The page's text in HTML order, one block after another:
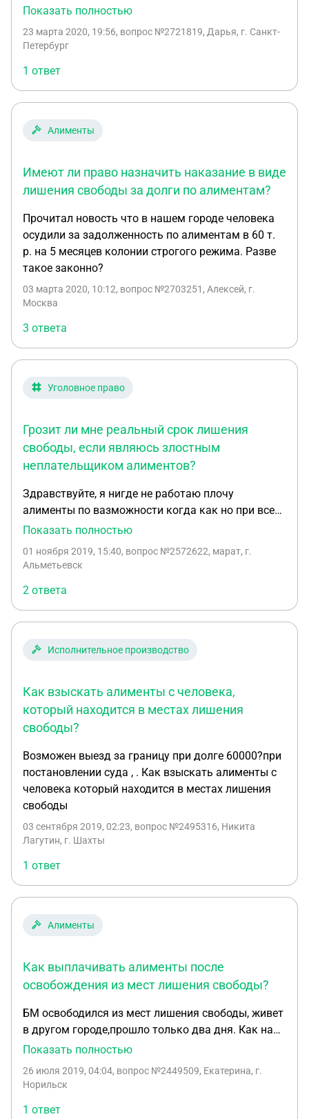
свободы на принудительных работах где
выплачивать алименты на детей по
сумму приблизительно он должен будет
выплачивать .
Показать полностью
23 марта 2020, 19:56, вопрос №2721819, Дарья, г. Санкт-
Петербург
1 ответ
Алименты
Имеют ли право назначить наказание в виде
лишения свободы за долги по алиментам?
Прочитал новость что в нашем городе человека
осудили за задолженность по алиментам в 60 т.
р. на 5 месяцев колонии строгого режима. Разве
такое законно?
03 марта 2020, 10:12, вопрос №2703251, Алексей, г.
Москва
3 ответа
Уголовное право
Грозит ли мне реальный срок лишения
свободы, если являюсь злостным
неплательщиком алиментов?
Здравствуйте, я нигде не работаю плочу
алименты по вазможности когда как но при всем
этом я считаюсь злосным не платильчиком был
грозит ли мне реальный срок? Заранее спасибо.
Показать полностью
01 ноября 2019, 15:40, вопрос №2572622, марат, г.
Альметьевск
2 ответа
Исполнительное производство
Как взыскать алименты с человека,
который находится в местах лишения
свободы?
Возможен выезд за границу при долге 60000?при
постановлении суда , . Как взыскать алименты с
человека который находится в местах лишения
свободы
03 сентября 2019, 02:23, вопрос №2495316, Никита
Лагутин, г. Шахты
1 ответ
Алименты
Как выплачивать алименты после
освобождения из мест лишения свободы?
БМ освободился из мест лишения свободы, живет
в другом городе,прошло только два дня. Как нам
теперь получать алименты? Так скажем,у него
минимум суммы установлен для выплаты
вопросу. спасибо
Показать полностью
26 июля 2019, 04:04, вопрос №2449509, Екатерина, г.
Норильск
1 ответ